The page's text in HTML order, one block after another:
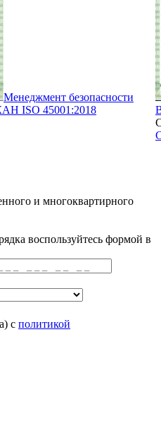
Менеджмент безопасности
ISO 45001:2018
и многоквартирного
воспользуйтесь формой в
с политикой